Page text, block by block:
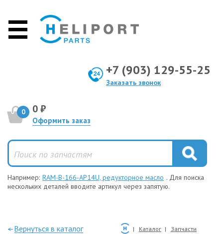
+7 (903) 129-55-25
Заказать звонок
0 0 ₽
Оформить заказ
Например: RAM-B-166-AP14U, редукторное масло . Для поиска
нескольких деталей вводите артикул через запятую.
—Вернуться в каталог Каталог Запчасти